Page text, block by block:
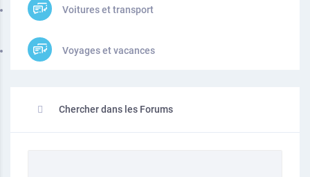
Voitures et transport
Voyages et vacances
Chercher dans les Forums